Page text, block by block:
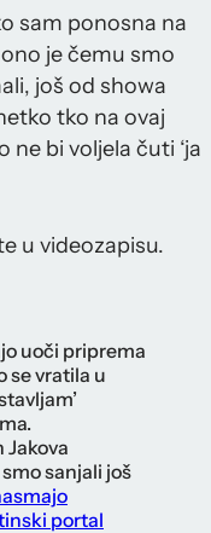
sam ponosna na
je čemu smo
još od showa
tko na ovaj
ne bi voljela čuti ‘ja
u videozapisu.
uoči priprema
se vratila u
Jakova
sanjali još
portal